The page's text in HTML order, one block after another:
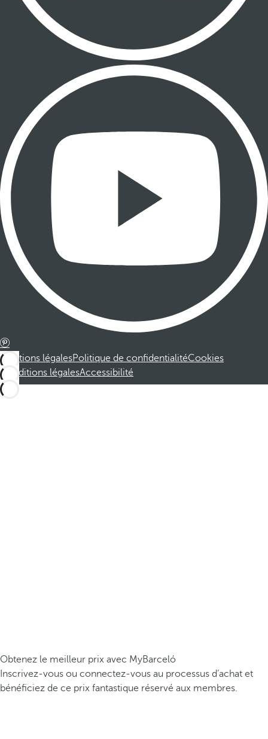
Mentions légalesPolitique de confidentialitéCookies
Conditions légalesAccessibilité
Obtenez le meilleur prix avec MyBarceló
Inscrivez-vous ou connectez-vous au processus d’achat et
bénéficiez de ce prix fantastique réservé aux membres.